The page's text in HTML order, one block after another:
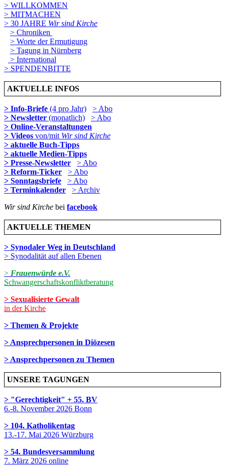
> WILLKOMMEN
> MITMACHEN
> 30 JAHRE Wir sind Kirche
> Chroniken
> Worte der Ermutigung
> Tagung in Nürnberg
> International
> SPENDENBITTE
AKTUELLE INFOS
> Info-Briefe (4 pro Jahr)
> Abo
> Newsletter (monatlich)
> Abo
> Online-Veranstaltungen
> Videos von/mit Wir sind Kirche
> aktuelle Buch-Tipps
> aktuelle Medien-Tipps
> Presse-Newsletter
> Abo
> Reform-Ticker
> Abo
> Sonntagsbriefe
> Abo
> Terminkalender
> Archiv
Wir sind Kirche bei facebook
AKTUELLE THEMEN
> Synodaler Weg in Deutschland
> Synodalität auf allen Ebenen
> Frauenwürde e.V.
Schwangerschaftskonfliktberatung
> Sexualisierte Gewalt
in der Kirche
> Themen & Projekte
> Ansprechpersonen in Diözesen
> Ansprechpersonen zu Themen
UNSERE TAGUNGEN
> "Gerechtigkeit" + 55. BV
6.-8. November 2026 Bonn
> 104. Katholikentag
13.-17. Mai 2026 Würzburg
> 54. Bundesversammlung
7. März 2026 online